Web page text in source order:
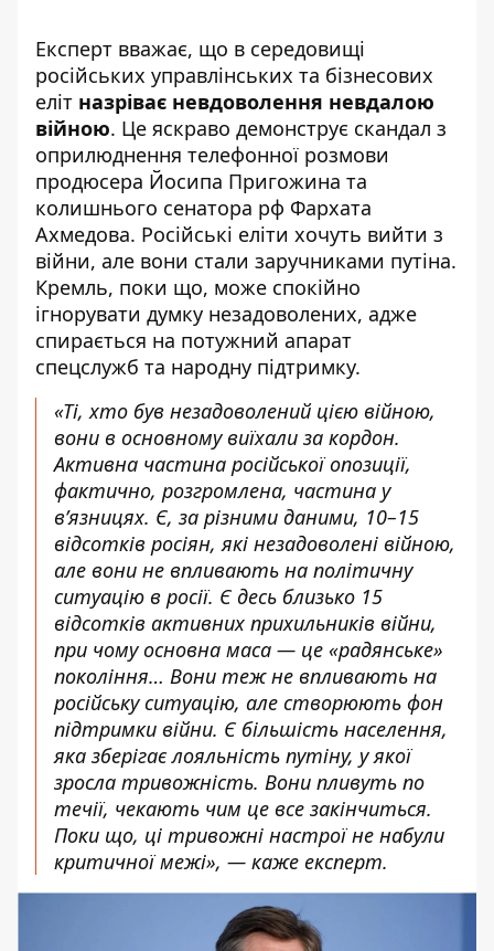
Експерт вважає, що в середовищі
російських управлінських та бізнесових
еліт назріває невдоволення невдалою
війною. Це яскраво демонструє скандал з
оприлюднення телефонної розмови
продюсера Йосипа Пригожина та
колишнього сенатора рф Фархата
Ахмедова. Російські еліти хочуть вийти з
війни, але вони стали заручниками путіна.
Кремль, поки що, може спокійно
ігнорувати думку незадоволених, адже
спирається на потужний апарат
спецслужб та народну підтримку.
«Ті, хто був незадоволений цією війною,
вони в основному виїхали за кордон.
Активна частина російської опозиції,
фактично, розгромлена, частина у
в’язницях. Є, за різними даними, 10–15
відсотків росіян, які незадоволені війною,
але вони не впливають на політичну
ситуацію в росії. Є десь близько 15
відсотків активних прихильників війни,
при чому основна маса — це «радянське»
покоління… Вони теж не впливають на
російську ситуацію, але створюють фон
підтримки війни. Є більшість населення,
яка зберігає лояльність путіну, у якої
зросла тривожність. Вони пливуть по
течії, чекають чим це все закінчиться.
Поки що, ці тривожні настрої не набули
критичної межі», — каже експерт.